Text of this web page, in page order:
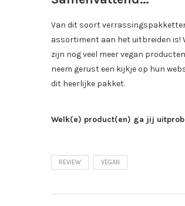
Van dit soort
assortiment aan het uitbreiden is!
zijn nog veel meer vegan
neem gerust een kijkje op hun
dit heerlijke pakket.
Welk(e) product(en) ga jij
REVIEW VEGAN